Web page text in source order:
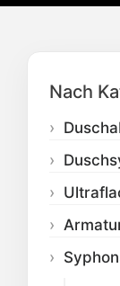
Nach